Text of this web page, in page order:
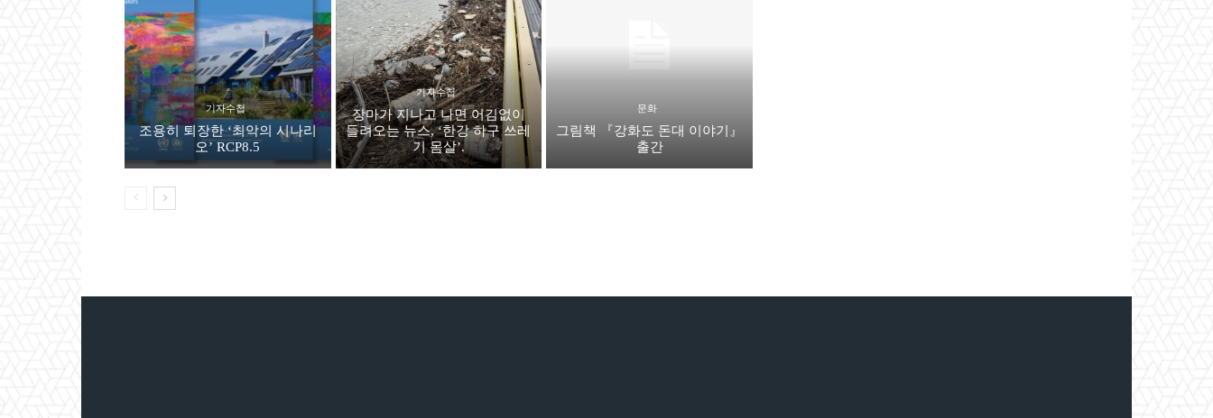
기자수첩
조용히 퇴장한 ‘최악의 시나리
오’ RCP8.5
기자수첩
장마가 지나고 나면 어김없이
들려오는 뉴스, ‘한강 하구 쓰레
기 몸살’.
문화
그림책 『강화도 돈대 이야기』
출간